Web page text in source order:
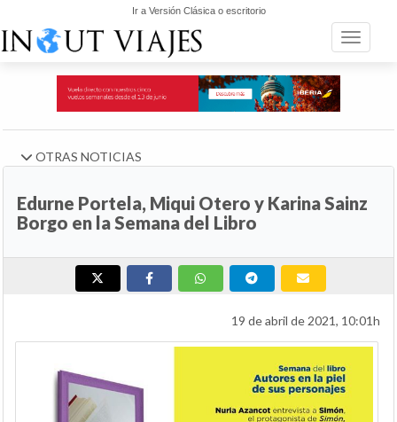
Ir a Versión Clásica o escritorio
Toggle
OTRAS NOTICIAS
Edurne Portela, Miqui Otero y Karina Sainz
Borgo en la Semana del Libro
19 de abril de 2021, 10:01h